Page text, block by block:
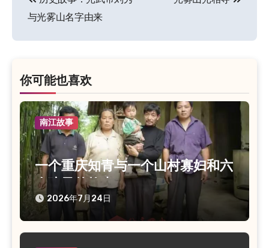
章
导
与光雾山名字由来
你可能也喜欢
南江故事
一个重庆知青与一个山村寡妇和六
个孩子的故事
2026年7月24日